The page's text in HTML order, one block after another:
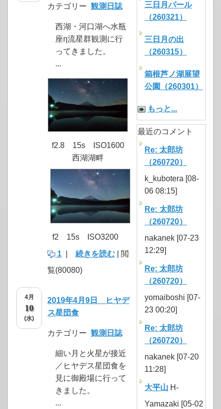
カテゴリー 観測日誌
西湖・河口湖へ水瓶
座η流星群観測に行
ってきました。
...
f2.8 15s ISO1600
西湖湖畔
f2 15s ISO3200
1
続きを読む | 閲
覧(80080)
4月
10
(水)
2019年4月9日 ヒヤデ
ス星団食
カテゴリー 観測日誌
細い月と火星が接近
／ヒヤデス星団食を
見に御殿場に行って
きました。
...
三日月パール
（260321）
三日月の出
（260315）
箱根芦ノ湖展望
公園（260301）
もっと...
最近のコメント
Re: 太郎坊
（260720）
k_kubotera [08-
06 08:15]
Re: 太郎坊
（260720）
nakanek [07-23
12:29]
Re: 太郎坊
（260720）
yomaiboshi [07-
23 00:20]
Re: 太郎坊
（260720）
nakanek [07-20
11:28]
大平山 H-
Yamazaki [05-02